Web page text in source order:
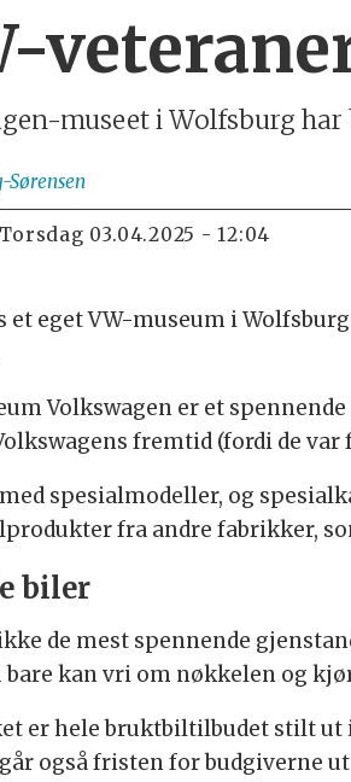
museet i Wolfsburg har
Sørensen
torsdag 03.04.2025 - 12:04
et eget VW-museum i
Volkswagen er et
fremtid (fordi de
spesialmodeller, og
fra andre fabrikker,
biler
de mest spennende
bare kan vri om nøkkelen og
er hele bruktbiltilbudet stilt ut
også fristen for budgiverne